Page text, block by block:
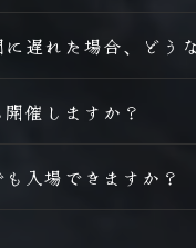
遅れた場合、どう
催しますか？
入場できますか？